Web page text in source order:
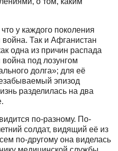
у каждого поколения
Так и Афганистан
одна из причин распада
под лозунгом
долга»; для её
эпизод
разделилась на два
по-разному. По-
солдат, видящий её из
по-другому она виделась